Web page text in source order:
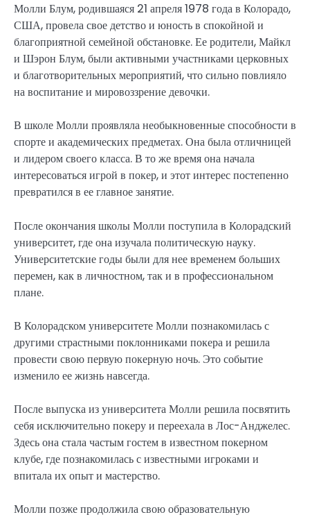
Молли Блум, родившаяся 21 апреля 1978 года в Колорадо,
США, провела свое детство и юность в спокойной и
благоприятной семейной обстановке. Ее родители, Майкл
и Шэрон Блум, были активными участниками церковных
и благотворительных мероприятий, что сильно повлияло
на воспитание и мировоззрение девочки.
В школе Молли проявляла необыкновенные способности в
спорте и академических предметах. Она была отличницей
и лидером своего класса. В то же время она начала
интересоваться игрой в покер, и этот интерес постепенно
превратился в ее главное занятие.
После окончания школы Молли поступила в Колорадский
университет, где она изучала политическую науку.
Университетские годы были для нее временем больших
перемен, как в личностном, так и в профессиональном
плане.
В Колорадском университете Молли познакомилась с
другими страстными поклонниками покера и решила
провести свою первую покерную ночь. Это событие
изменило ее жизнь навсегда.
После выпуска из университета Молли решила посвятить
себя исключительно покеру и переехала в Лос-Анджелес.
Здесь она стала частым гостем в известном покерном
клубе, где познакомилась с известными игроками и
впитала их опыт и мастерство.
Молли позже продолжила свою образовательную